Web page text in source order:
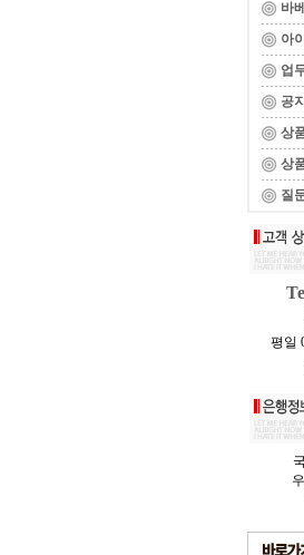
바
아
업
공
상
상
질
평일